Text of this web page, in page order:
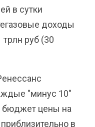
в сутки
доходы
трлн руб (30
"минус 10"
бюджет цены на
в